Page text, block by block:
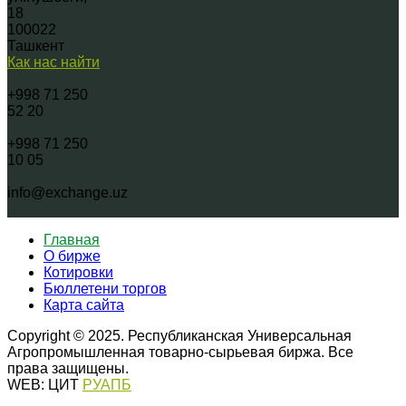
18
100022
Ташкент
Как нас найти
+998 71 250
52 20
+998 71 250
10 05
info@exchange.uz
Главная
О бирже
Котировки
Бюллетени торгов
Карта сайта
Copyright © 2025. Республиканская Универсальная
Агропромышленная товарно-сырьевая биржа. Все
права защищены.
WEB: ЦИТ РУАПБ